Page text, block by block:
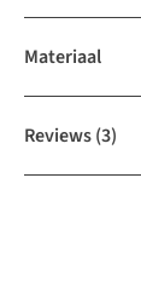
Materiaal
Reviews(3)